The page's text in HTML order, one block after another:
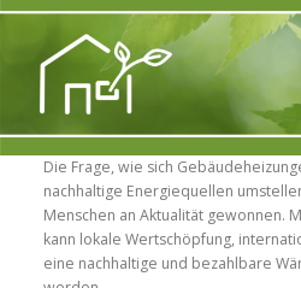
Die Frage, wie sich
nachhaltige Energiequellen
Menschen an Aktualität gewonnen.
kann lokale Wertschöpfung,
eine nachhaltige und bezahlbare